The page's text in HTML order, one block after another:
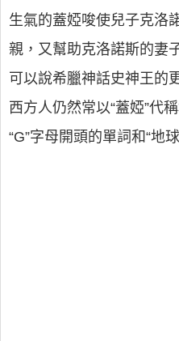
生氣的蓋婭唆使兒子克洛
親，又幫助克洛諾斯的妻
可以說希臘神話史神王的
西方人仍然常以“蓋婭”代
“G”字母開頭的單詞和“地